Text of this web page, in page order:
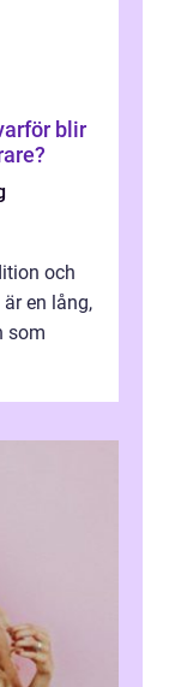
blir
och
en lång,
som